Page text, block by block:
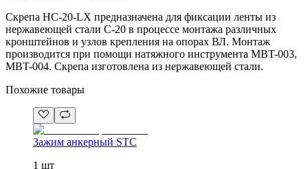
Скрепа НС-20-LX предназначена для фиксации ленты из
нержавеющей стали С-20 в процессе монтажа различных
кронштейнов и узлов крепления на опорах ВЛ. Монтаж
производится при помощи натяжного инструмента MBT-003,
MBT-004. Скрепа изготовлена из нержавеющей стали.
Похожие товары
Зажим анкерный STC
1 шт